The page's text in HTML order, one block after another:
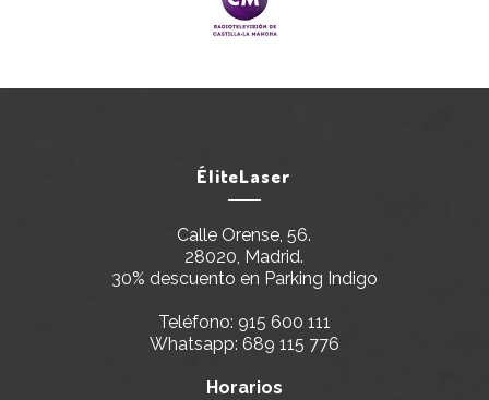
ÉliteLaser
Calle Orense, 56.
28020, Madrid.
30% descuento en Parking Indigo
Teléfono: 915 600 111
Whatsapp: 689 115 776
Horarios